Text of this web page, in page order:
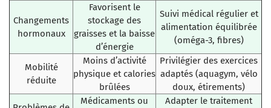
Changements
hormonaux
Favorisent le
stockage des
graisses et la baisse
d’énergie
Suivi médical régulier et
alimentation équilibrée
(oméga-3, fibres)
Mobilité
réduite
Moins d’activité
physique et calories
brûlées
Privilégier des exercices
adaptés (aquagym, vélo
doux, étirements)
Médicaments ou Adapter le traitement